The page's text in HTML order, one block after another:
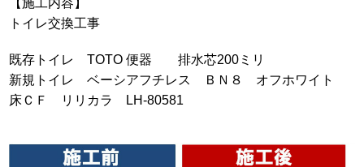
【施工内容】
トイレ交換工事
既存トイレ TOTO 便器 排水芯200ミリ
新規トイレ ベーシアフチレス ＢＮ８ オフホワイト
床ＣＦ リリカラ LH-80581